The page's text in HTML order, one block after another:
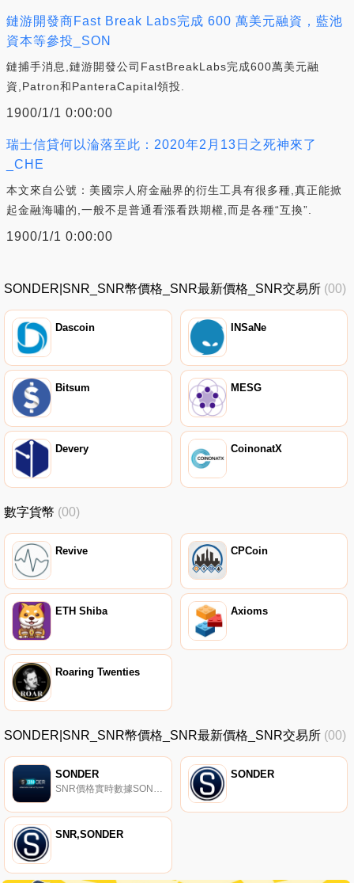
鏈游開發商Fast Break Labs完成 600 萬美元融資，藍池
資本等參投_SON
鏈捕手消息,鏈游開發公司FastBreakLabs完成600萬美元融
資,Patron和PanteraCapital領投.
1900/1/1 0:00:00
瑞士信貸何以淪落至此：2020年2月13日之死神來了
_CHE
本文來自公號：美國宗人府金融界的衍生工具有很多種,真正能掀
起金融海嘯的,一般不是普通看漲看跌期權,而是各種“互換”.
1900/1/1 0:00:00
SONDER|SNR_SNR幣價格_SNR最新價格_SNR交易所 (00)
Dascoin INSaNe
Bitsum MESG
Devery CoinonatX
數字貨幣 (00)
Revive CPCoin
ETH Shiba Axioms
Roaring Twenties
SONDER|SNR_SNR幣價格_SNR最新價格_SNR交易所 (00)
SONDER SONDER
SNR,SONDER